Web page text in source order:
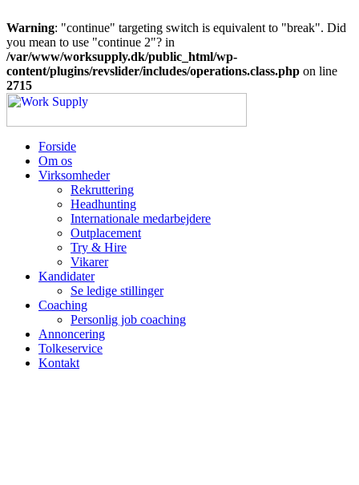
Warning: "continue" targeting switch is equivalent to "break". Did
you mean to use "continue 2"? in
/var/www/worksupply.dk/public_html/wp-
content/plugins/revslider/includes/operations.class.php on line
2715
Forside
Om os
Virksomheder
Rekruttering
Headhunting
Internationale medarbejdere
Outplacement
Try & Hire
Vikarer
Kandidater
Se ledige stillinger
Coaching
Personlig job coaching
Annoncering
Tolkeservice
Kontakt